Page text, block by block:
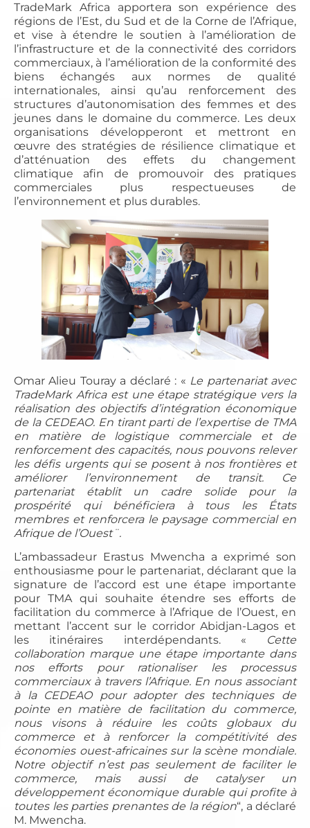
TradeMark Africa apportera son expérience des
régions de l’Est, du Sud et de la Corne de l’Afrique,
et vise à étendre le soutien à l’amélioration de
l’infrastructure et de la connectivité des corridors
commerciaux, à l’amélioration de la conformité des
biens échangés aux normes de qualité
internationales, ainsi qu’au renforcement des
structures d’autonomisation des femmes et des
jeunes dans le domaine du commerce. Les deux
organisations développeront et mettront en
œuvre des stratégies de résilience climatique et
d’atténuation des effets du changement
climatique afin de promouvoir des pratiques
commerciales plus respectueuses de
l’environnement et plus durables.
Omar Alieu Touray a déclaré : « Le partenariat avec
TradeMark Africa est une étape stratégique vers la
réalisation des objectifs d’intégration économique
de la CEDEAO. En tirant parti de l’expertise de TMA
en matière de logistique commerciale et de
renforcement des capacités, nous pouvons relever
les défis urgents qui se posent à nos frontières et
améliorer l’environnement de transit. Ce
partenariat établit un cadre solide pour la
prospérité qui bénéficiera à tous les États
membres et renforcera le paysage commercial en
Afrique de l’Ouest¨.
L’ambassadeur Erastus Mwencha a exprimé son
enthousiasme pour le partenariat, déclarant que la
signature de l’accord est une étape importante
pour TMA qui souhaite étendre ses efforts de
facilitation du commerce à l’Afrique de l’Ouest, en
mettant l’accent sur le corridor Abidjan-Lagos et
les itinéraires interdépendants. «
Cette
collaboration marque une étape importante dans
nos efforts pour rationaliser les processus
commerciaux à travers l’Afrique. En nous associant
à la CEDEAO pour adopter des techniques de
pointe en matière de facilitation du commerce,
nous visons à réduire les coûts globaux du
commerce et à renforcer la compétitivité des
économies ouest-africaines sur la scène mondiale.
Notre objectif n’est pas seulement de faciliter le
commerce, mais aussi de catalyser un
développement économique durable qui profite à
toutes les parties prenantes de la région“, a déclaré
M. Mwencha.